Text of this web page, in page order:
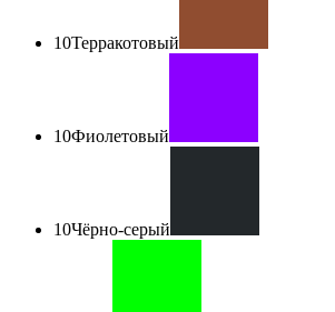
10Терракотовый
10Фиолетовый
10Чёрно-серый